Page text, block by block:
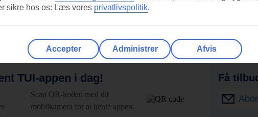
TUI-appen i dag!
Scan QR-koden med dit
mobilkamera for at hente appen.
Få
sikre hos os: Læs vores privatlivspolitik.
Accepter Administrer Afvis